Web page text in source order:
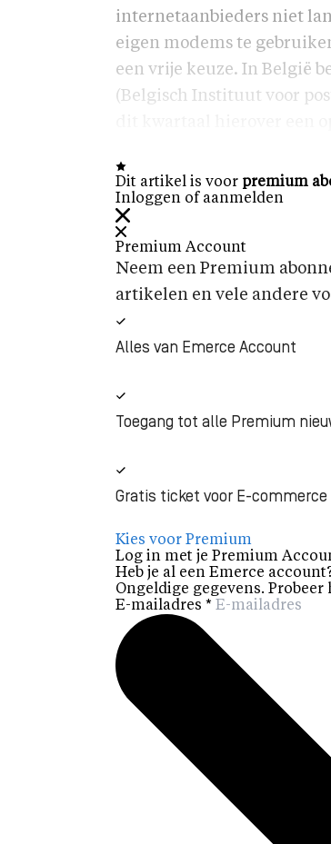
internetaanbieders niet
eigen modems te
een vrije keuze. In België
(Belgisch Instituut voor
Dit artikel is voor premium
Inloggen of aanmelden
Premium Account
Neem een Premium
artikelen en vele andere
Alles van Emerce Account
Toegang tot alle Premium
Gratis ticket voor E-
Kies voor Premium
Log in met je Premium
Heb je al een Emerce
Ongeldige gegevens. Probeer
E-mailadres *